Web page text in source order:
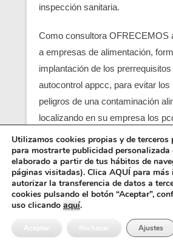
inspección sanitaria.
Como consultora OFRECEMOS
a empresas de alimentación,
implantación de los
autocontrol appcc, para evitar los
peligros de una contaminación
localizando en su empresa los
críticos) y obtener un servicio
seguridad alimentaria.
Entre los requisitos está el
cada punto crítico, junto con el
es básico para que empiezen las
alimentarias (ejemplo una
Utilizamos cookies propias y de
para mostrarte publicidad personalizada
elaborado a partir de tus hábitos de
páginas visitadas). Clica AQUÍ para más
autorizar la transferencia de datos a
cookies pulsando el botón “Aceptar”,
uso clicando aquí.
Aceptar Rechazar Ajustes